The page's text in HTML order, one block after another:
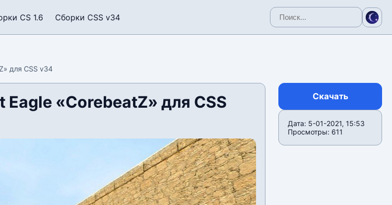
CS 1.6 Сборки CSS v34
для CSS v34
«CorebeatZ» для CSS
Скачать
Дата: 5-01-2021, 15:53
Просмотры: 611